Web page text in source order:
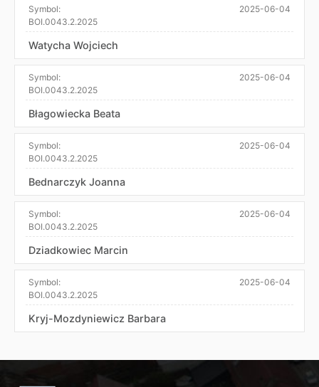
Symbol:
BOI.0043.2.2025
2025-06-04
Watycha Wojciech
Symbol:
BOI.0043.2.2025
2025-06-04
Błagowiecka Beata
Symbol:
BOI.0043.2.2025
2025-06-04
Bednarczyk Joanna
Symbol:
BOI.0043.2.2025
2025-06-04
Dziadkowiec Marcin
Symbol:
BOI.0043.2.2025
2025-06-04
Kryj-Mozdyniewicz Barbara